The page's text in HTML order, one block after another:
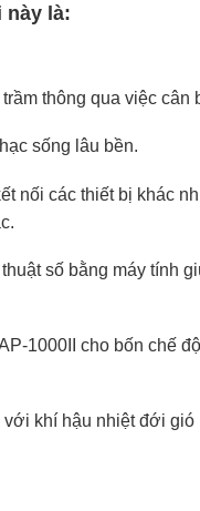
này là:
thông qua việc
sống lâu bền.
nối các thiết bị khác
số bằng máy tính
1000II cho bốn chế
khí hậu nhiệt đới gió